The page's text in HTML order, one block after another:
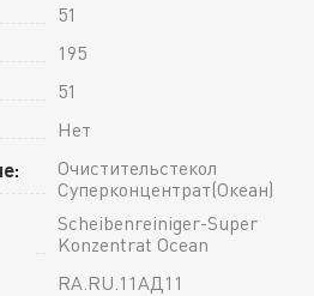
51
195
51
Нет
Очистительстекол
Суперконцентрат(Океан)
Scheibenreiniger-Super
Konzentrat Ocean
RA.RU.11АД11